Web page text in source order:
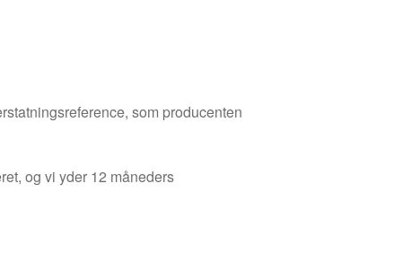
som producenten
og vi yder 12 måneders